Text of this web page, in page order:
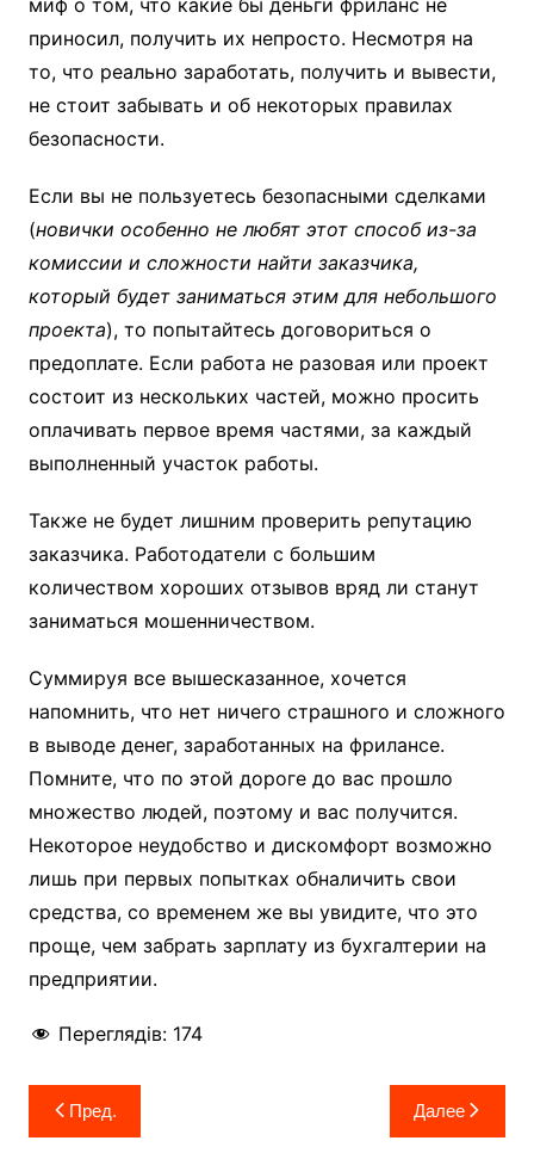
миф о том, что какие бы деньги фриланс не
приносил, получить их непросто. Несмотря на
то, что реально заработать, получить и вывести,
не стоит забывать и об некоторых правилах
безопасности.
Если вы не пользуетесь безопасными сделками
(новички особенно не любят этот способ из-за
комиссии и сложности найти заказчика,
который будет заниматься этим для небольшого
проекта), то попытайтесь договориться о
предоплате. Если работа не разовая или проект
состоит из нескольких частей, можно просить
оплачивать первое время частями, за каждый
выполненный участок работы.
Также не будет лишним проверить репутацию
заказчика. Работодатели с большим
количеством хороших отзывов вряд ли станут
заниматься мошенничеством.
Суммируя все вышесказанное, хочется
напомнить, что нет ничего страшного и сложного
в выводе денег, заработанных на фрилансе.
Помните, что по этой дороге до вас прошло
множество людей, поэтому и вас получится.
Некоторое неудобство и дискомфорт возможно
лишь при первых попытках обналичить свои
средства, со временем же вы увидите, что это
проще, чем забрать зарплату из бухгалтерии на
предприятии.
Переглядів: 174
Навигация
по
Пред. Далее